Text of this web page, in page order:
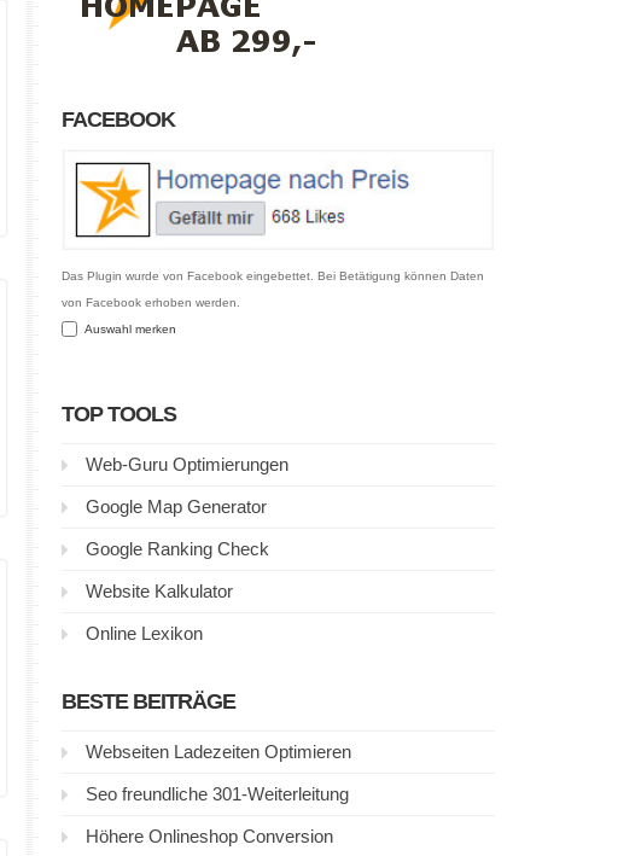
FACEBOOK
Das Plugin wurde von Facebook eingebettet. Bei Betätigung können Daten
von Facebook erhoben werden.
Auswahl merken
TOP TOOLS
Web-Guru Optimierungen
Google Map Generator
Google Ranking Check
Website Kalkulator
Online Lexikon
BESTE BEITRÄGE
Webseiten Ladezeiten Optimieren
Seo freundliche 301-Weiterleitung
Höhere Onlineshop Conversion